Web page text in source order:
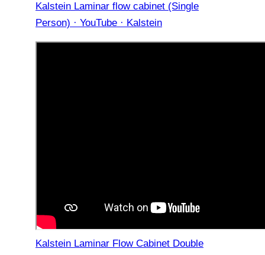
Kalstein Laminar flow cabinet (Single
Person) · YouTube · Kalstein
Kalstein Laminar Flow Cabinet Double